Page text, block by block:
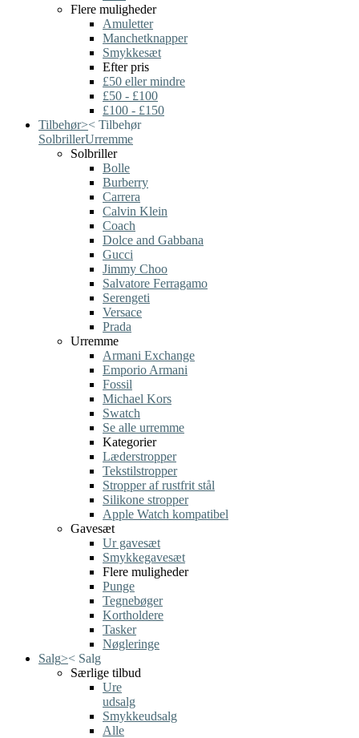
Flere muligheder
Amuletter
Manchetknapper
Smykkesæt
Efter pris
£50 eller mindre
£50 - £100
£100 - £150
Tilbehør>< Tilbehør
SolbrillerUrremme
Solbriller
Bolle
Burberry
Carrera
Calvin Klein
Coach
Dolce and Gabbana
Gucci
Jimmy Choo
Salvatore Ferragamo
Serengeti
Versace
Prada
Urremme
Armani Exchange
Emporio Armani
Fossil
Michael Kors
Swatch
Se alle urremme
Kategorier
Læderstropper
Tekstilstropper
Stropper af rustfrit stål
Silikone stropper
Apple Watch kompatibel
Gavesæt
Ur gavesæt
Smykkegavesæt
Flere muligheder
Punge
Tegnebøger
Kortholdere
Tasker
Nøgleringe
Salg>< Salg
Særlige tilbud
Ure
udsalg
Smykkeudsalg
Alle